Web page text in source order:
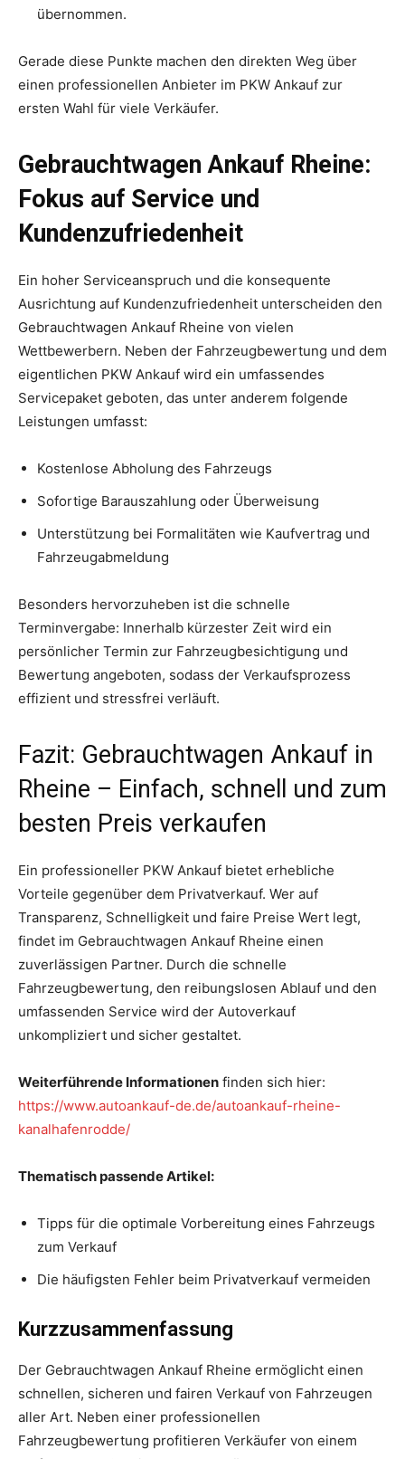
übernommen.
Gerade diese Punkte machen den direkten Weg über
einen professionellen Anbieter im PKW Ankauf zur
ersten Wahl für viele Verkäufer.
Gebrauchtwagen Ankauf Rheine:
Fokus auf Service und
Kundenzufriedenheit
Ein hoher Serviceanspruch und die konsequente
Ausrichtung auf Kundenzufriedenheit unterscheiden den
Gebrauchtwagen Ankauf Rheine von vielen
Wettbewerbern. Neben der Fahrzeugbewertung und dem
eigentlichen PKW Ankauf wird ein umfassendes
Servicepaket geboten, das unter anderem folgende
Leistungen umfasst:
Kostenlose Abholung des Fahrzeugs
Sofortige Barauszahlung oder Überweisung
Unterstützung bei Formalitäten wie Kaufvertrag und
Fahrzeugabmeldung
Besonders hervorzuheben ist die schnelle
Terminvergabe: Innerhalb kürzester Zeit wird ein
persönlicher Termin zur Fahrzeugbesichtigung und
Bewertung angeboten, sodass der Verkaufsprozess
effizient und stressfrei verläuft.
Fazit: Gebrauchtwagen Ankauf in
Rheine – Einfach, schnell und zum
besten Preis verkaufen
Ein professioneller PKW Ankauf bietet erhebliche
Vorteile gegenüber dem Privatverkauf. Wer auf
Transparenz, Schnelligkeit und faire Preise Wert legt,
findet im Gebrauchtwagen Ankauf Rheine einen
zuverlässigen Partner. Durch die schnelle
Fahrzeugbewertung, den reibungslosen Ablauf und den
umfassenden Service wird der Autoverkauf
unkompliziert und sicher gestaltet.
Weiterführende Informationen finden sich hier:
https://www.autoankauf-de.de/autoankauf-rheine-
kanalhafenrodde/
Thematisch passende Artikel:
Tipps für die optimale Vorbereitung eines Fahrzeugs
zum Verkauf
Die häufigsten Fehler beim Privatverkauf vermeiden
Kurzzusammenfassung
Der Gebrauchtwagen Ankauf Rheine ermöglicht einen
schnellen, sicheren und fairen Verkauf von Fahrzeugen
aller Art. Neben einer professionellen
Fahrzeugbewertung profitieren Verkäufer von einem